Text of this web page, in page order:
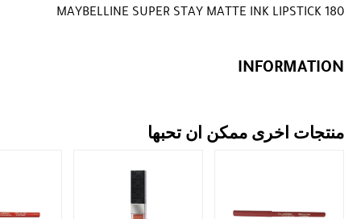
MAYBELLINE SUPER STAY MATTE INK LIPSTICK 180
INFORMATION
منتجات اخرى ممكن ان تحبها